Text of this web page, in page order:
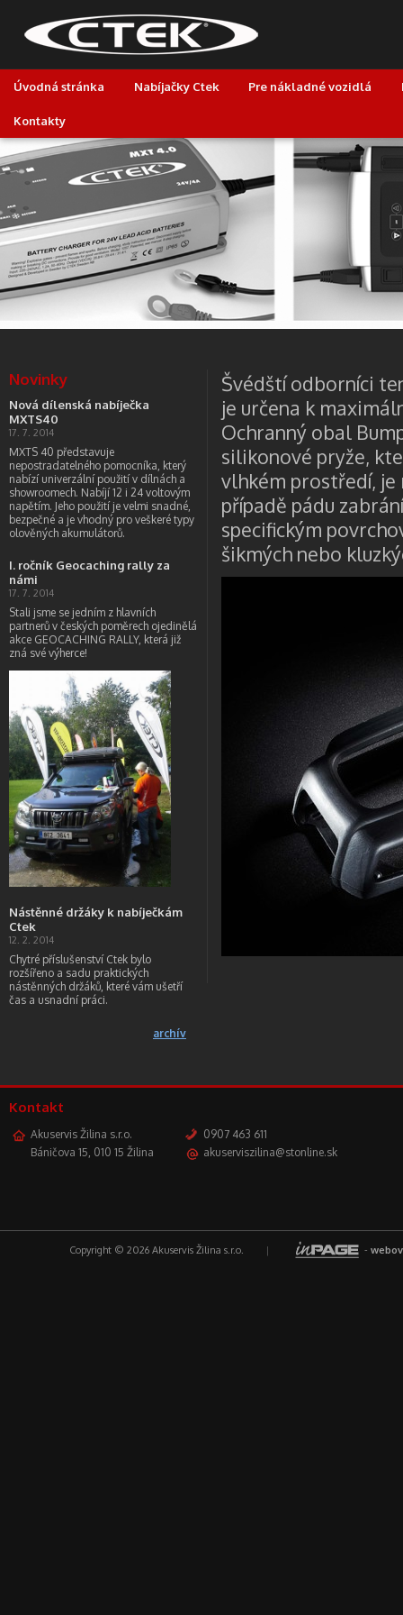
Úvodná stránka Nabíjačky Ctek Pre nákladné vozidlá
Kontakty
Švédští odborníci
je určena k
Ochranný obal
silikonové pryže,
vlhkém prostředí,
případě pádu
specifickým
šikmých nebo
Novinky
Nová dílenská nabíječka
MXTS40
17. 7. 2014
MXTS 40 představuje
nepostradatelného pomocníka, který
nabízí univerzální použití v dílnách a
showroomech. Nabíjí 12 i 24 voltovým
napětím. Jeho použití je velmi snadné,
bezpečné a je vhodný pro veškeré typy
olověných akumulátorů.
I. ročník Geocaching rally za
námi
17. 7. 2014
Stali jsme se jedním z hlavních
partnerů v českých poměrech ojedinělá
akce GEOCACHING RALLY, která již
zná své výherce!
Nástěnné držáky k nabíječkám
Ctek
12. 2. 2014
Chytré příslušenství Ctek bylo
rozšířeno a sadu praktických
nástěnných držáků, které vám ušetří
čas a usnadní práci.
archív
Kontakt
Akuservis Žilina s.r.o.
Báničova 15, 010 15 Žilina
0907 463 611
akuserviszilina@stonline.sk
Copyright © 2026 Akuservis Žilina s.r.o. | -